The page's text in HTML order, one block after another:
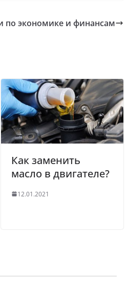
по экономике и финансам
Как заменить
масло в двигателе?
12.01.2021